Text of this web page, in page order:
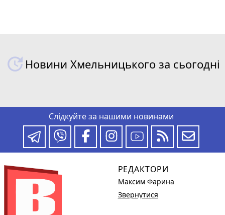
Новини Хмельницького за сьогодні
Слідкуйте за нашими новинами
РЕДАКТОРИ
Максим Фарина
Звернутися